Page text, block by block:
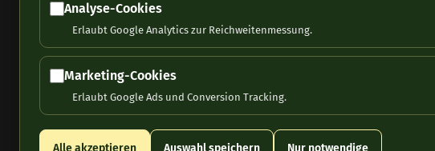
Early Bird Journal zeigt, wo große
Geschichten beginnen: mit frühen
Analysen zu jungen Unternehmen,
Übernahmen und Marktverschiebungen,
bevor sie jeder sieht.
Analyse-Cookies
Erlaubt Google Analytics zur Reichweitenmessung.
Marketing-Cookies
Erlaubt Google Ads und Conversion Tracking.
Alle akzeptieren Auswahl speichern Nur notwendige